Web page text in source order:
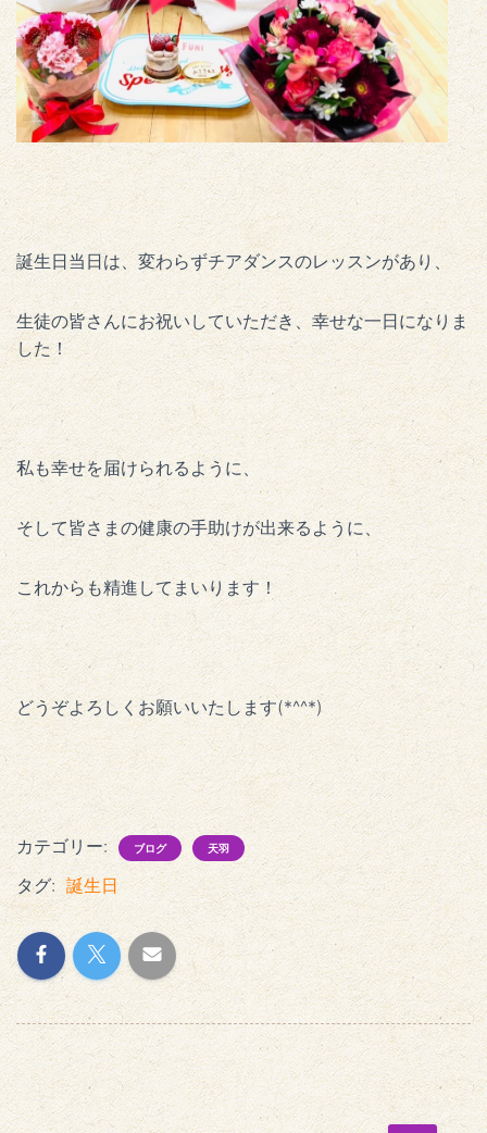
誕生日当日は、変わらずチアダンスのレッスンがあり、
生徒の皆さんにお祝いしていただき、幸せな一日になりま
した！
私も幸せを届けられるように、
そして皆さまの健康の手助けが出来るように、
これからも精進してまいります！
どうぞよろしくお願いいたします(*^^*)
カテゴリー: ブログ 天羽
タグ: 誕生日